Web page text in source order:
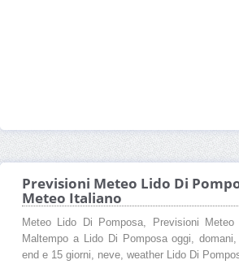
Previsioni Meteo Lido Di
Meteo Italiano
Meteo Lido Di Pomposa, Previsioni
Maltempo a Lido Di Pomposa oggi,
end e 15 giorni, neve, weather Lido Di